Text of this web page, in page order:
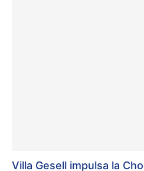
Villa Gesell impulsa la